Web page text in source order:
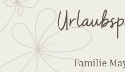
Familie